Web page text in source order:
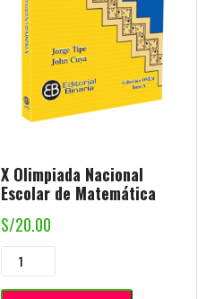
X Olimpiada Nacional
Escolar de Matemática
S/20.00